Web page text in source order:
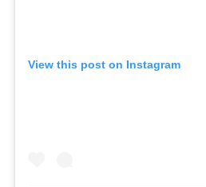
View this post on Instagram